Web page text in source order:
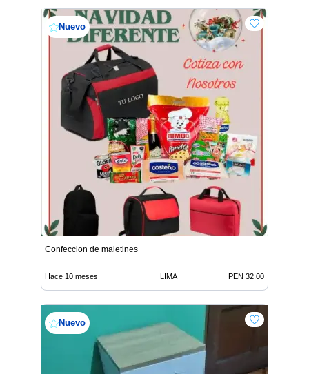
Nuevo
Confeccion de maletines
Hace 10 meses LIMA PEN 32.00
Nuevo